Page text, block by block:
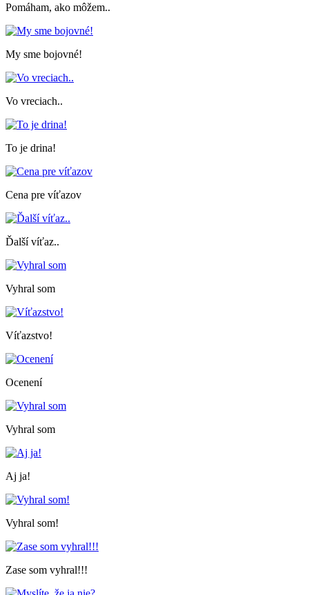
Pomáham, ako môžem..
My sme bojovné!
Vo vreciach..
To je drina!
Cena pre víťazov
Ďalší víťaz..
Vyhral som
Víťazstvo!
Ocenení
Vyhral som
Aj ja!
Vyhral som!
Zase som vyhral!!!